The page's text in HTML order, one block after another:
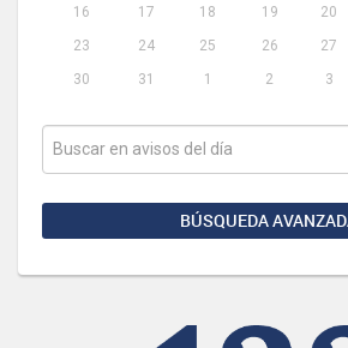
16
17 18 19 20
23
24 25 26 27
30
31 1 2 3
BÚSQUEDA